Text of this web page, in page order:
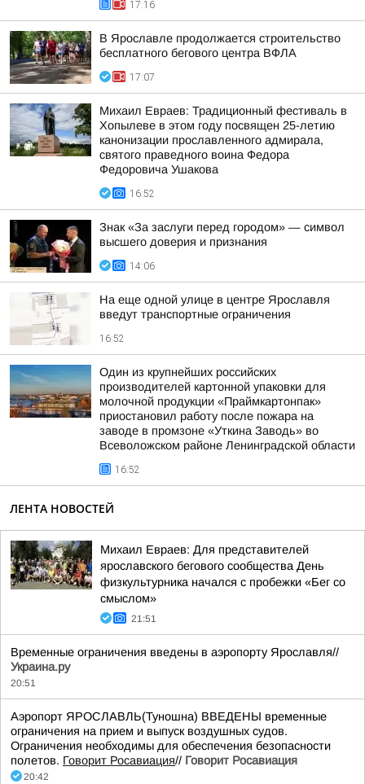
17:16
В Ярославле продолжается строительство
бесплатного бегового центра ВФЛА
17:07
Михаил Евраев: Традиционный фестиваль в
Хопылеве в этом году посвящен 25-летию
канонизации прославленного адмирала,
святого праведного воина Федора
Федоровича Ушакова
16:52
Знак «За заслуги перед городом» — символ
высшего доверия и признания
14:06
На еще одной улице в центре Ярославля
введут транспортные ограничения
16:52
Один из крупнейших российских
производителей картонной упаковки для
молочной продукции «Праймкартонпак»
приостановил работу после пожара на
заводе в промзоне «Уткина Заводь» во
Всеволожском районе Ленинградской области
16:52
ЛЕНТА НОВОСТЕЙ
Михаил Евраев: Для представителей
ярославского бегового сообщества День
физкультурника начался с пробежки «Бег со
смыслом»
21:51
Временные ограничения введены в аэропорту Ярославля//
Украина.ру
20:51
Аэропорт ЯРОСЛАВЛЬ(Туношна) ВВЕДЕНЫ временные
ограничения на прием и выпуск воздушных судов.
Ограничения необходимы для обеспечения безопасности
полетов. Говорит Росавиация// Говорит Росавиация
20:42